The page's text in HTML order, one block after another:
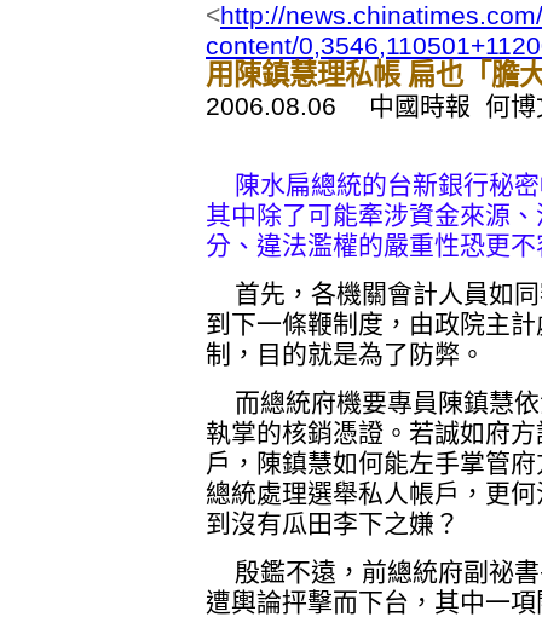
<http://
content/
用陳鎮慧理私帳 扁也「膽
2006.08.06 中國時報 何博
陳水扁總統的台新銀行秘
其中除了可能牽涉資金來源
分、違法濫權的嚴重性恐更
首先，各機關會計人員如
到下一條鞭制度，由政院主
制，目的就是為了防弊。
而總統府機要專員陳鎮慧
執掌的核銷憑證。若誠如府
戶，陳鎮慧如何能左手掌管
總統處理選舉私人帳戶，更
到沒有瓜田李下之嫌？
殷鑑不遠，前總統府副祕
遭輿論抨擊而下台，其中一